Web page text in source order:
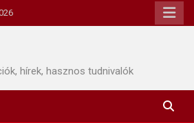
hírek, hasznos tudnivalók